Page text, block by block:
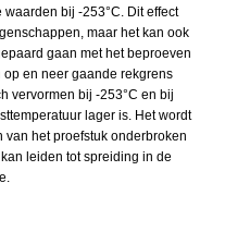
bij -253°C. Dit effect
maar het kan ook
gaan met het beproeven
en neer gaande rekgrens
vervormen bij -253°C en bij
lager is. Het wordt
het proefstuk onderbroken
leiden tot spreiding in de